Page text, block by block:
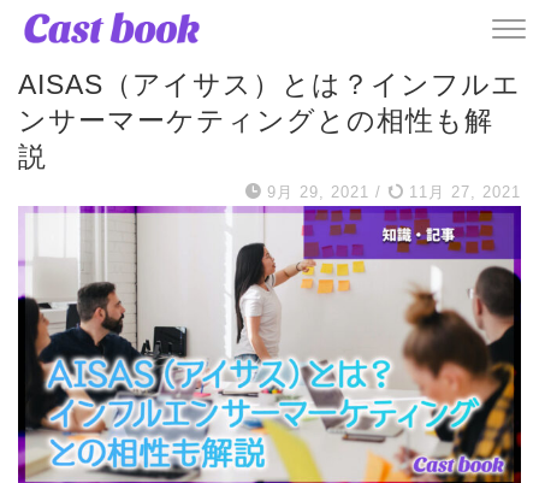
記事
AISAS（アイサス）とは？インフルエ
ンサーマーケティングとの相性も解
説
9月 29, 2021 / 11月 27, 2021